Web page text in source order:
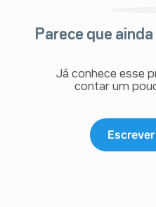
Parece que
Já conhece esse
contar um